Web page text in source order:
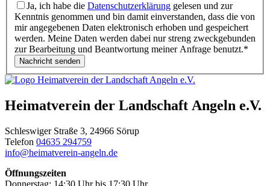
Ja, ich habe die Datenschutzerklärung gelesen und zur
Kenntnis genommen und bin damit einverstanden, dass die von
mir angegebenen Daten elektronisch erhoben und gespeichert
werden. Meine Daten werden dabei nur streng zweckgebunden
zur Bearbeitung und Beantwortung meiner Anfrage benutzt.*
Heimatverein der Landschaft Angeln e.V.
Schleswiger Straße 3, 24966 Sörup
Telefon 04635 294759
info@heimatverein-angeln.de
Öffnungszeiten